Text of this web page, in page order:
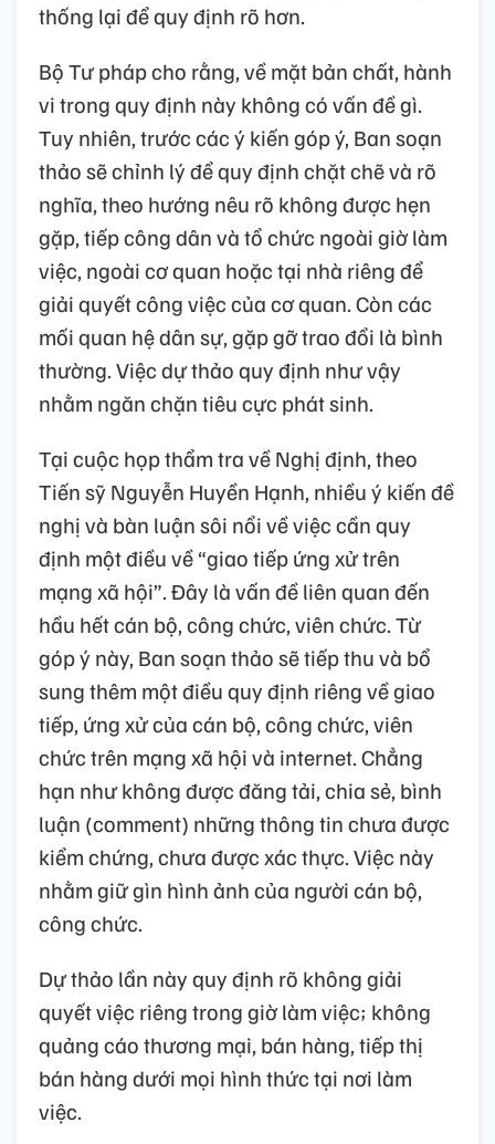
thống lại để quy định rõ hơn.
Bộ Tư pháp cho rằng, về mặt bản chất, hành
vi trong quy định này không có vấn đề gì.
Tuy nhiên, trước các ý kiến góp ý, Ban soạn
thảo sẽ chỉnh lý để quy định chặt chẽ và rõ
nghĩa, theo hướng nêu rõ không được hẹn
gặp, tiếp công dân và tổ chức ngoài giờ làm
việc, ngoài cơ quan hoặc tại nhà riêng để
giải quyết công việc của cơ quan. Còn các
mối quan hệ dân sự, gặp gỡ trao đổi là bình
thường. Việc dự thảo quy định như vậy
nhằm ngăn chặn tiêu cực phát sinh.
Tại cuộc họp thẩm tra về Nghị định, theo
Tiến sỹ Nguyễn Huyền Hạnh, nhiều ý kiến đề
nghị và bàn luận sôi nổi về việc cần quy
định một điều về “giao tiếp ứng xử trên
mạng xã hội”. Đây là vấn đề liên quan đến
hầu hết cán bộ, công chức, viên chức. Từ
góp ý này, Ban soạn thảo sẽ tiếp thu và bổ
sung thêm một điều quy định riêng về giao
tiếp, ứng xử của cán bộ, công chức, viên
chức trên mạng xã hội và internet. Chẳng
hạn như không được đăng tải, chia sẻ, bình
luận (comment) những thông tin chưa được
kiểm chứng, chưa được xác thực. Việc này
nhằm giữ gìn hình ảnh của người cán bộ,
công chức.
Dự thảo lần này quy định rõ không giải
quyết việc riêng trong giờ làm việc; không
quảng cáo thương mại, bán hàng, tiếp thị
bán hàng dưới mọi hình thức tại nơi làm
việc.